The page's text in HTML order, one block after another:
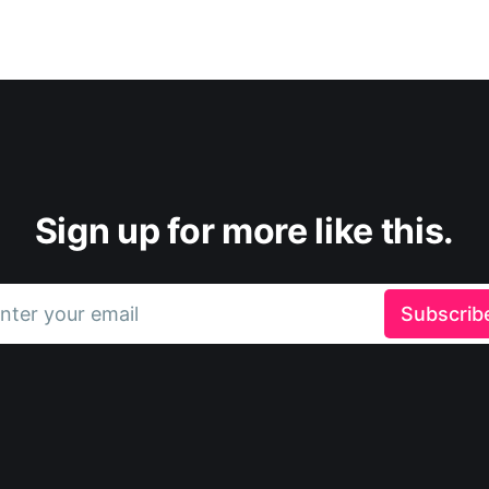
Sign up for more like this.
your email